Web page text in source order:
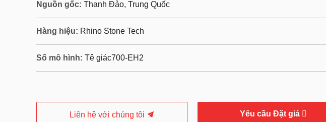
Nguồn gốc: Thanh Đảo, Trung Quốc
Hàng hiệu: Rhino Stone Tech
Số mô hình: Tê giác700-EH2
Liên hệ với chúng tôi Yêu cầu Đặt giá